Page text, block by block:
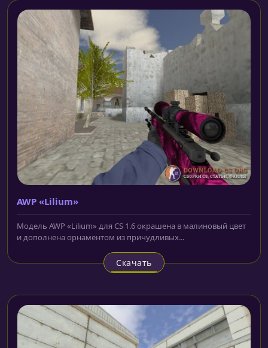
AWP «Lilium»
Модель AWP «Lilium» для CS 1.6 окрашена в малиновый цвет
и дополнена орнаментом из причудливых...
Скачать